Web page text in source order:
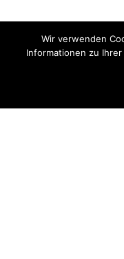
Wir verwenden
Informationen zu